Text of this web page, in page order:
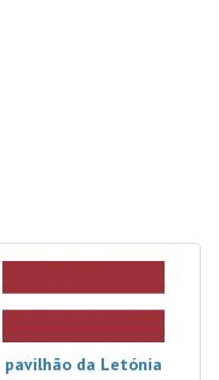
pavilhão da Letónia